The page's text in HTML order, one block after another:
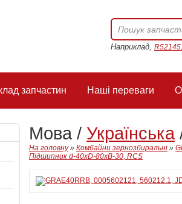
Наприклад,
запчастин Наші переваги
Мова / Українська
На головну» Комбайни зернозбиральні »
Підшипник d-40xD-80xB-30, RCS